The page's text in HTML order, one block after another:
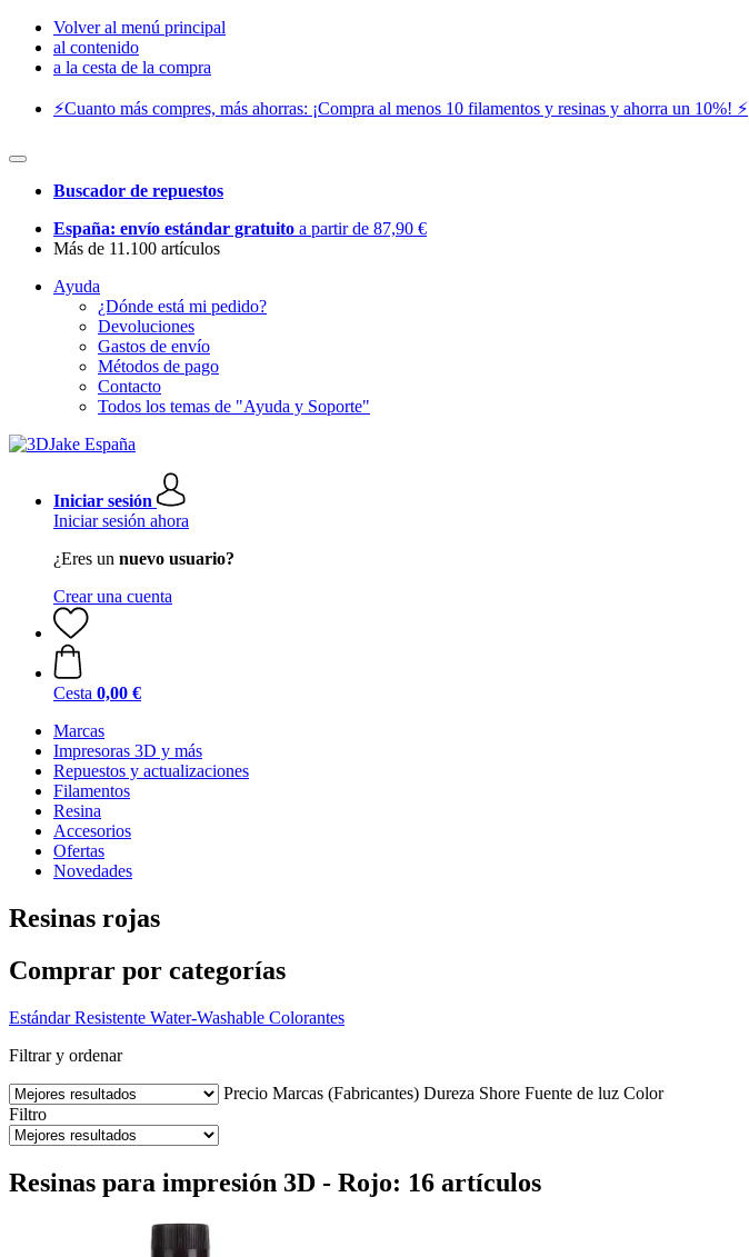
Volver al menú principal
al contenido
a la cesta de la compra
⚡️Cuanto más compres, más ahorras: ¡Compra al menos 10 filamentos y resinas y ahorra un 10%! ⚡️
Buscador de repuestos
España: envío estándar gratuito a partir de 87,90 €
Más de 11.100 artículos
Ayuda
¿Dónde está mi pedido?
Devoluciones
Gastos de envío
Métodos de pago
Contacto
Todos los temas de "Ayuda y Soporte"
Iniciar sesión
Iniciar sesión ahora
¿Eres un nuevo usuario?
Crear una cuenta
Cesta 0,00 €
Marcas
Impresoras 3D y más
Repuestos y actualizaciones
Filamentos
Resina
Accesorios
Ofertas
Novedades
Resinas rojas
Comprar por categorías
Estándar Resistente Water-Washable Colorantes
Filtrar y ordenar
Precio Marcas (Fabricantes) Dureza Shore Fuente de luz Color
Filtro
Resinas para impresión 3D - Rojo: 16 artículos